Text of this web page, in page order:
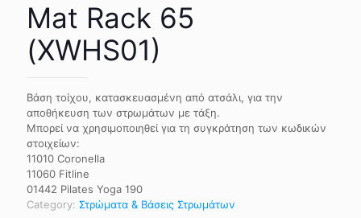
Mat Rack 65
(XWHS01)
Βάση τοίχου, κατασκευασμένη από ατσάλι, για την
αποθήκευση των στρωμάτων με τάξη.
Μπορεί να χρησιμοποιηθεί για τη συγκράτηση των κωδικών
στοιχείων:
11010 Coronella
11060 Fitline
01442 Pilates Yoga 190
Category: Στρώματα & Βάσεις Στρωμάτων